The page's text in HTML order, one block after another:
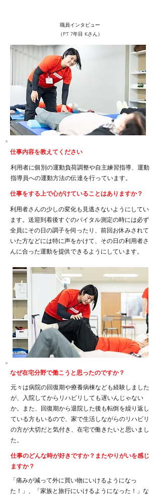
​職員インタビュー
（PT 7年目 Kさん）
仕事内容を教えてください
​利用者に個別の運動負荷調整や自主練習指導、運動
指導員への運動方法の伝達を行っています。
​仕事をする上で心がけていることはありますか？
利用者さんの少しの変化も見逃さないようにしてい
ます。送迎到着後すぐのバイタル測定の時には必ず
全員にその日の調子を伺ったり、前回お休みされて
いた方などには特に声をかけて、その日の利用者さ
んに合った運動を提供できるようにしています。
なぜ在宅分野で働こうと思ったのですか？
元々は病院の回復期や療養病棟なども経験しました
が、入院してからリハビリしても遅いんじゃない
か。また、回復期から退院した後も転倒を繰り返し
ている方もいるので、家で生活しながらのリハビリ
の方が大切だと気付き、在宅で働きたいと思いまし
た。
仕事のどんな時が好きですか？ ​またやりがいを感じ
ますか？
「痛みが減って外に買い物にいけるようになっ
た！」、「家族と旅行にいけるようになった！」な